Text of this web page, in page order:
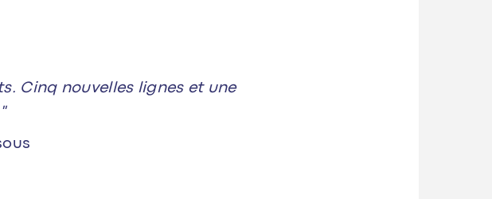
Cinq nouvelles lignes et une